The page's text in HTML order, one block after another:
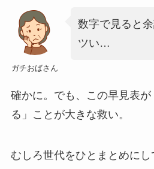
ガチおばさん
数字で見ると
ツい…
確かに。でも、この早見表が
る」ことが大きな救い。
むしろ世代をひとまとめに